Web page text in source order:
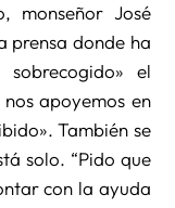
monseñor José
prensa donde ha
el
apoyemos en
También se
solo. “Pido que
con la ayuda